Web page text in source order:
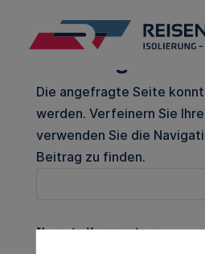
Keine Ergebnisse
Die angefragte Seite
werden. Verfeinern Sie
verwenden Sie die
Beitrag zu finden.
Neueste Kommentare